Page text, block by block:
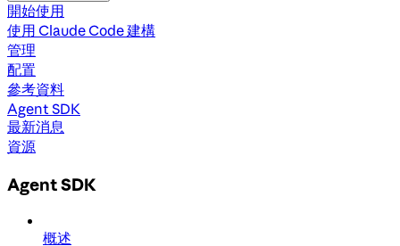
開始使用
使用 Claude Code 建構
管理
配置
參考資料
Agent SDK
最新消息
資源
Agent SDK
概述